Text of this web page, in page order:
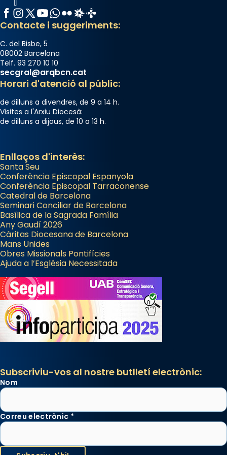
Facebook
Instagram
X / Twitter
YouTube
WhatsApp
FlickrRadio Estel
Catalunya Cristiana
Contacte i suggeriments:
C. del Bisbe, 5
08002 Barcelona
Telf. 93 270 10 10
secgral@arqbcn.cat
Horari d'atenció al públic:
de dilluns a divendres, de 9 a 14 h.
Visites a l'Arxiu Diocesà:
de dilluns a dijous, de 10 a 13 h.
Enllaços d'interès:
Santa Seu
Conferència Episcopal Espanyola
Conferència Episcopal Tarraconense
Catedral de Barcelona
Seminari Conciliar de Barcelona
Basílica de la Sagrada Família
Any Gaudí 2026
Càritas Diocesana de Barcelona
Mans Unides
Obres Missionals Pontifícies
Ajuda a l’Església Necessitada
Subscriviu-vos al nostre butlletí electrònic:
Nom
Correu electrònic *